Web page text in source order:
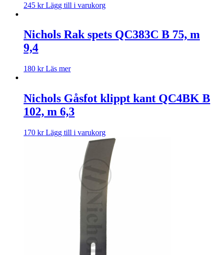
245 kr Lägg till i varukorg
Nichols Rak spets QC383C B 75, m
9,4
180 kr Läs mer
Nichols Gåsfot klippt kant QC4BK B
102, m 6,3
170 kr Lägg till i varukorg